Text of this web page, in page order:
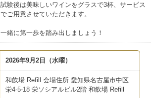
試験後は美味しいワインをグラスで3杯、サービス
でご用意させていただきます。
一緒に第一歩を踏み出しましょう！
2026年9月2日（水曜）
和飲場 Refill 会場住所 愛知県名古屋市中区
栄4-5-18 栄ソシアルビル2階 和飲場 Refill